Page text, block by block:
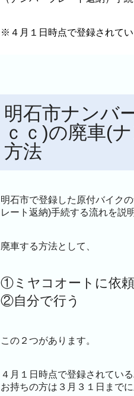
※４月１日時点で登録されて
明石市ナンバ
ｃｃ)の廃車(
方法
明石市で登録した原付バイク
レート返納)手続する流れを説
廃車する方法として、
①ミヤコオートに依頼
②自分で行う
この２つがあります。
４月１日時点で登録されてい
お持ちの方は３月３１日まで